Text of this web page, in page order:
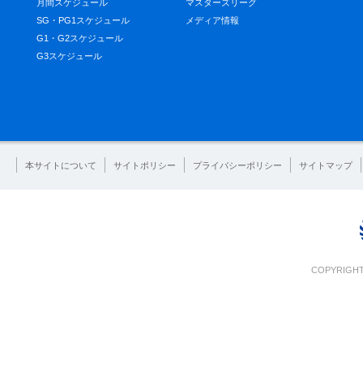
月間スケジュール
SG・PG1スケジュール
G1・G2スケジュール
G3スケジュール
マスターズリーグ
メディア情報
本サイトについて サイトポリシー プライバシーポリシー サイトマップ